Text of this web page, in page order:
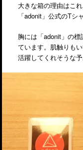
大きな箱の理由はこれ
「adonit」公式のTシ
胸には「adonit」の標
ています。肌触りも
活躍してくれそうな予